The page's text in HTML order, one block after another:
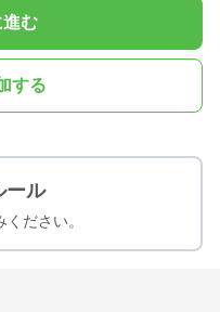
進む
する
ール
ださい。